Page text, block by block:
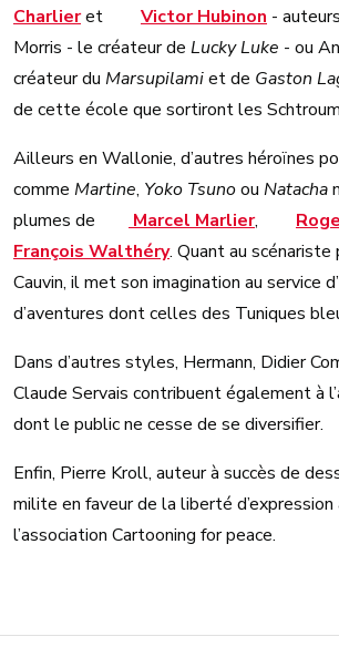
Charlieret Victor Hubinon -
Morris - le créateur de Lucky Luke - ou
créateur du Marsupilamiet de Gaston
de cette école que sortiront les
Ailleurs en Wallonie, d’autres héroïnes
comme Martine, Yoko Tsunoou Natacha
plumes de
Marcel Marlier,
François Walthéry. Quant au
Cauvin, il met son imagination au service
d’aventures dont celles des Tuniques
Dans d’autres styles, Hermann, Didier
Claude Servais contribuent également à
dont le public ne cesse de se diversifier.
Enfin, Pierre Kroll, auteur à succès de
milite en faveur de la liberté d’expression
l’association Cartooning for peace.